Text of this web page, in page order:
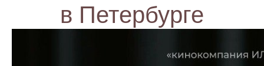
в Петербурге